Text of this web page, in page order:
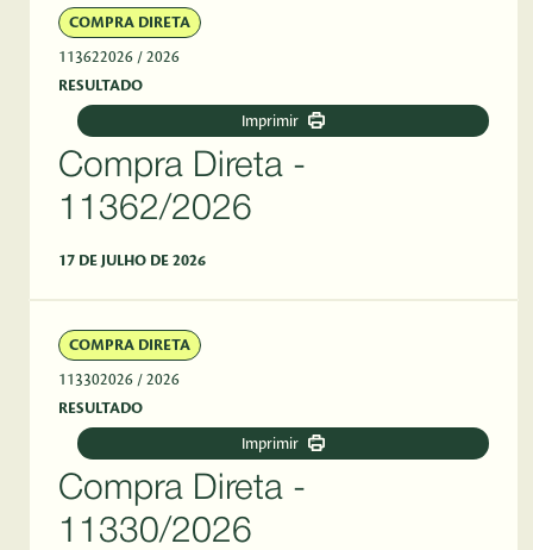
COMPRA DIRETA
113622026 / 2026
RESULTADO
Imprimir
Compra Direta -
11362/2026
17 DE JULHO DE 2026
COMPRA DIRETA
113302026 / 2026
RESULTADO
Imprimir
Compra Direta -
11330/2026